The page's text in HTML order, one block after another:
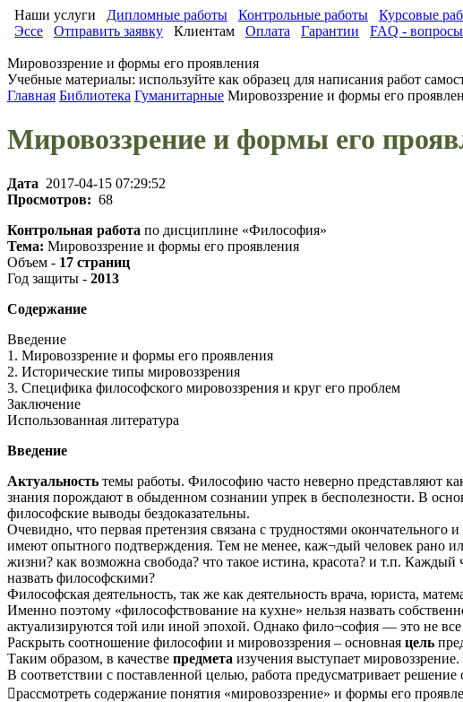
Наши услуги Дипломные работы Контрольные работы Курсовые
Эссе
Отправить заявку Клиентам Оплата Гарантии FAQ -
Мировоззрение и формы его проявления
Учебные материалы: используйте как образец для написания работ
Главная Библиотека Гуманитарные Мировоззрение и формы его
Мировоззрение и формы его
Дата 2017-04-15 07:29:52
Просмотров: 68
Контрольная работа по дисциплине «Философия»
Тема: Мировоззрение и формы его проявления
Объем - 17 страниц
Год защиты - 2013
Содержание
Введение
1. Мировоззрение и формы его проявления
2. Исторические типы мировоззрения
3. Специфика философского мировоззрения и круг его проблем
Заключение
Использованная литература
Введение
Актуальность темы работы. Философию часто неверно представляют
знания порождают в обыденном сознании упрек в бесполезности. В
философские выводы бездоказательны.
Очевидно, что первая претензия связана с трудностями
имеют опытного подтверждения. Тем не менее, каж¬дый человек рано
жизни? как возможна свобода? что такое истина, красота? и т.п.
назвать философскими?
Философская деятельность, так же как деятельность врача, юриста,
Именно поэтому «философствование на кухне» нельзя назвать
актуализируются той или иной эпохой. Однако фило¬софия — это не
Раскрыть соотношение философии и мировоззрения – основная цель
Таким образом, в качестве предмета изучения выступает мировоззрение.
В соответствии с поставленной целью, работа предусматривает
рассмотреть содержание понятия «мировоззрение» и формы его